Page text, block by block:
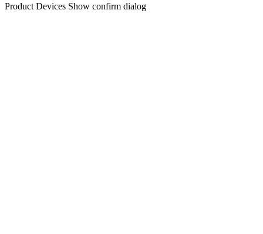
Product Devices Show confirm dialog